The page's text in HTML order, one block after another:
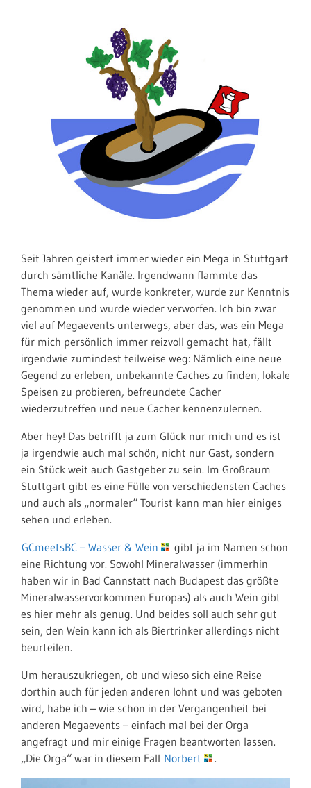
Seit Jahren geistert immer wieder ein Mega in Stuttgart
durch sämtliche Kanäle. Irgendwann flammte das
Thema wieder auf, wurde konkreter, wurde zur Kenntnis
genommen und wurde wieder verworfen. Ich bin zwar
viel auf Megaevents unterwegs, aber das, was ein Mega
für mich persönlich immer reizvoll gemacht hat, fällt
irgendwie zumindest teilweise weg: Nämlich eine neue
Gegend zu erleben, unbekannte Caches zu finden, lokale
Speisen zu probieren, befreundete Cacher
wiederzutreffen und neue Cacher kennenzulernen.
Aber hey! Das betrifft ja zum Glück nur mich und es ist
ja irgendwie auch mal schön, nicht nur Gast, sondern
ein Stück weit auch Gastgeber zu sein. Im Großraum
Stuttgart gibt es eine Fülle von verschiedensten Caches
und auch als „normaler“ Tourist kann man hier einiges
sehen und erleben.
GCmeetsBC – Wasser & Wein
gibt ja im Namen schon
eine Richtung vor. Sowohl Mineralwasser (immerhin
haben wir in Bad Cannstatt nach Budapest das größte
Mineralwasservorkommen Europas) als auch Wein gibt
es hier mehr als genug. Und beides soll auch sehr gut
sein, den Wein kann ich als Biertrinker allerdings nicht
beurteilen.
Um herauszukriegen, ob und wieso sich eine Reise
dorthin auch für jeden anderen lohnt und was geboten
wird, habe ich – wie schon in der Vergangenheit bei
anderen Megaevents – einfach mal bei der Orga
angefragt und mir einige Fragen beantworten lassen.
„Die Orga“ war in diesem Fall Norbert .